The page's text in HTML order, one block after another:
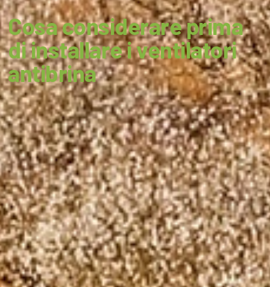
Cosa considerare prima
di installare i ventilatori
antibrina